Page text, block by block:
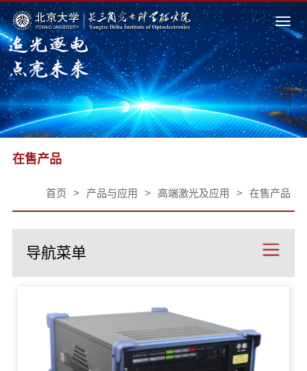
在售产品
首页 > 产品与应用 > 高端激光及应用 > 在售产品
导航菜单